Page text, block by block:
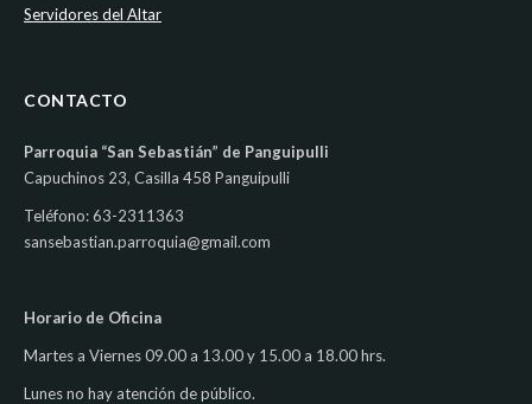
Servidores del Altar
CONTACTO
Parroquia “San Sebastián” de Panguipulli
Capuchinos 23, Casilla 458 Panguipulli
Teléfono: 63-2311363
sansebastian.parroquia@gmail.com
Horario de Oficina
Martes a Viernes 09.00 a 13.00 y 15.00 a 18.00 hrs.
Lunes no hay atención de público.